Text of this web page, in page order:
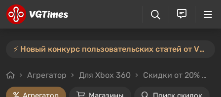
⚡️ Новый конкурс пользовательских статей от VGTimes — участвуйте тут ⚡️
Агрегатор Для Xbox 360 Скидки от 20%